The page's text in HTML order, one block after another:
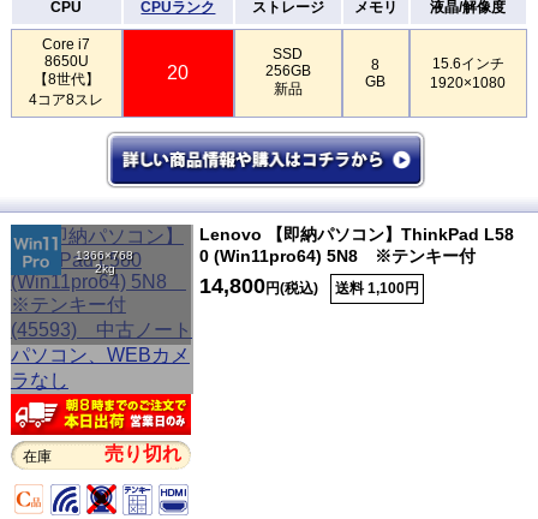
CPU CPUランク ストレージ メモリ 液晶/解像度
Core i7
8650U
【8世代】
4コア8スレ
20
SSD
256GB
新品
8
GB
15.6インチ
1920×1080
1366×768
2kg
在庫 売り切れ
Lenovo 【即納パソコン】ThinkPad L58
0 (Win11pro64) 5N8 ※テンキー付
14,800円(税込) 送料 1,100円